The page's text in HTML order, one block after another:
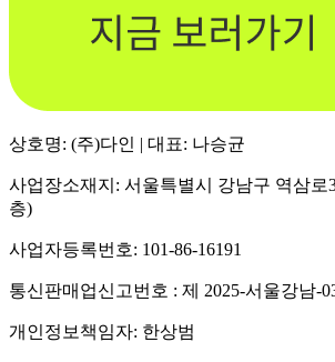
상호명: (주)다인 | 대표: 나승균
사업장소재지: 서울특별시 강남구 역삼로
층)
사업자등록번호: 101-86-16191
통신판매업신고번호 : 제 2025-서울강남-
개인정보책임자: 한상범